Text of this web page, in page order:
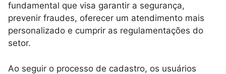
fundamental que visa garantir a segurança,
prevenir fraudes, oferecer um atendimento mais
personalizado e cumprir as regulamentações do
setor.
Ao seguir o processo de cadastro, os usuários